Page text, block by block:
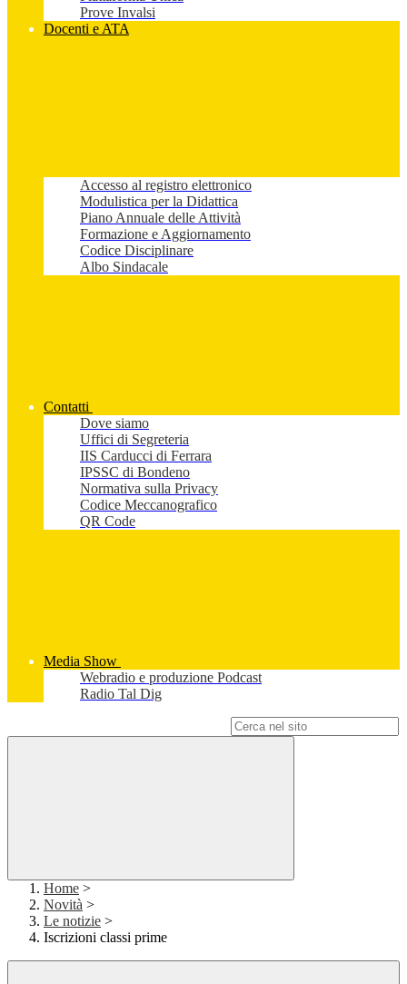
Prove Invalsi
Docenti e ATA
Accesso al registro elettronico
Modulistica per la Didattica
Piano Annuale delle Attività
Formazione e Aggiornamento
Codice Disciplinare
Albo Sindacale
Contatti
Dove siamo
Uffici di Segreteria
IIS Carducci di Ferrara
IPSSC di Bondeno
Normativa sulla Privacy
Codice Meccanografico
QR Code
Media Show
Webradio e produzione Podcast
Radio Tal Dig
Home >
Novità >
Le notizie >
Iscrizioni classi prime